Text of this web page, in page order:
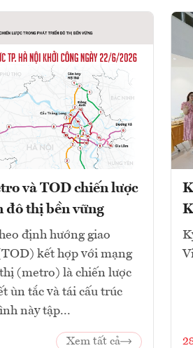
và TOD chiến lược
đô thị bền vững
định hướng giao
kết hợp với mạng
(metro) là chiến lược
ùn tắc và tái cấu trúc
này tập...
Xem tất cả